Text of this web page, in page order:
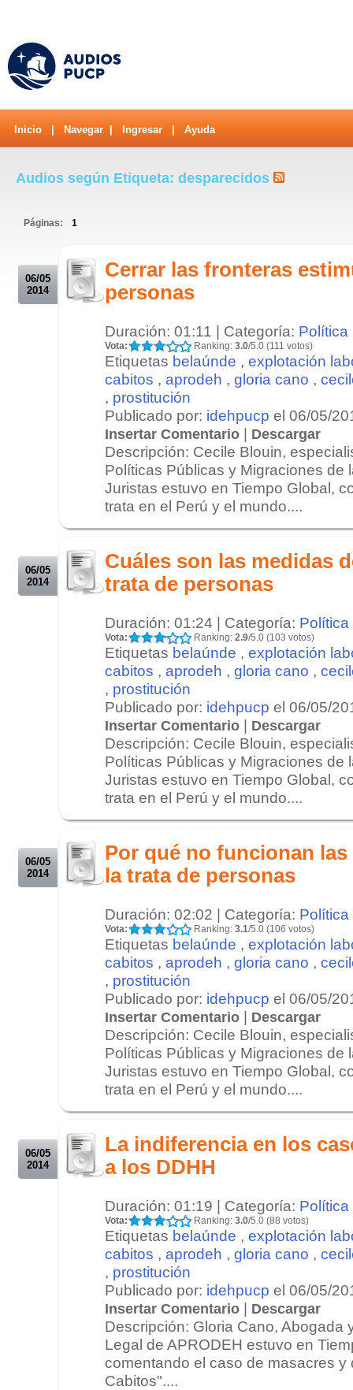
Inicio Navegar Ingresar Ayuda
Audios según Etiqueta: desparecidos
Páginas: 1
06/05
2014
Cerrar las fronteras
personas
Duración: 01:11 | Categoría: Política
Vota: Ranking: 3.0/5.0 (111 votos)
Etiquetas belaúnde , explotación
cabitos , aprodeh , gloria cano ,
, prostitución
Publicado por: idehpucp el 06/05/
Insertar Comentario | Descargar
Descripción: Cecile Blouin,
Políticas Públicas y Migraciones de
Juristas estuvo en Tiempo Global,
trata en el Perú y el mundo....
06/05
2014
Cuáles son las medidas
trata de personas
Duración: 01:24 | Categoría: Política
Vota: Ranking: 2.9/5.0 (103 votos)
Etiquetas belaúnde , explotación
cabitos , aprodeh , gloria cano ,
, prostitución
Publicado por: idehpucp el 06/05/
Insertar Comentario | Descargar
Descripción: Cecile Blouin,
Políticas Públicas y Migraciones de
Juristas estuvo en Tiempo Global,
trata en el Perú y el mundo....
06/05
2014
Por qué no funcionan
la trata de personas
Duración: 02:02 | Categoría: Política
Vota: Ranking: 3.1/5.0 (106 votos)
Etiquetas belaúnde , explotación
cabitos , aprodeh , gloria cano ,
, prostitución
Publicado por: idehpucp el 06/05/
Insertar Comentario | Descargar
Descripción: Cecile Blouin,
Políticas Públicas y Migraciones de
Juristas estuvo en Tiempo Global,
trata en el Perú y el mundo....
06/05
2014
La indiferencia en los
a los DDHH
Duración: 01:19 | Categoría: Política
Vota: Ranking: 3.0/5.0 (88 votos)
Etiquetas belaúnde , explotación
cabitos , aprodeh , gloria cano ,
, prostitución
Publicado por: idehpucp el 06/05/
Insertar Comentario | Descargar
Descripción: Gloria Cano, Abogada
Legal de APRODEH estuvo en
comentando el caso de masacres
Cabitos"....